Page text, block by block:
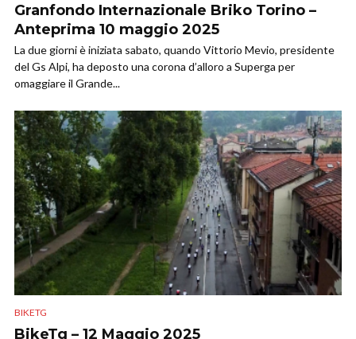
Granfondo Internazionale Briko Torino –
Anteprima 10 maggio 2025
La due giorni è iniziata sabato, quando Vittorio Mevio, presidente
del Gs Alpi, ha deposto una corona d’alloro a Superga per
omaggiare il Grande...
BIKETG
BikeTg – 12 Maggio 2025